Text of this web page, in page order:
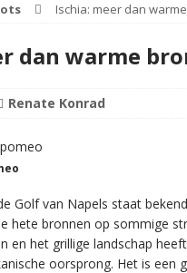
Ischia: meer dan
dan warme
Renate Konrad
Golf van Napels staat
hete bronnen op sommige
en het grillige landschap
oorsprong. Het is een